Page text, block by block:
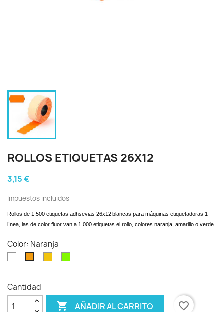
ROLLOS ETIQUETAS 26X12
3,15 €
Impuestos incluidos
Rollos de 1.500 etiquetas adhsevias 26x12 blancas para máquinas etiquetadoras 1
línea, las de color fluor van a 1.000 etiquetas el rollo, colores naranja, amarillo o verde
Color: Naranja
Cantidad
 AÑADIR AL CARRITO favorite_border